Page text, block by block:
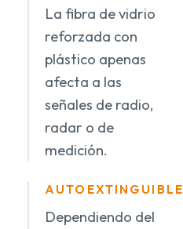
La fibra de vidrio
reforzada con
plástico apenas
afecta a las
señales de radio,
radar o de
medición.
AUTOEXTINGUIBLE
Dependiendo del